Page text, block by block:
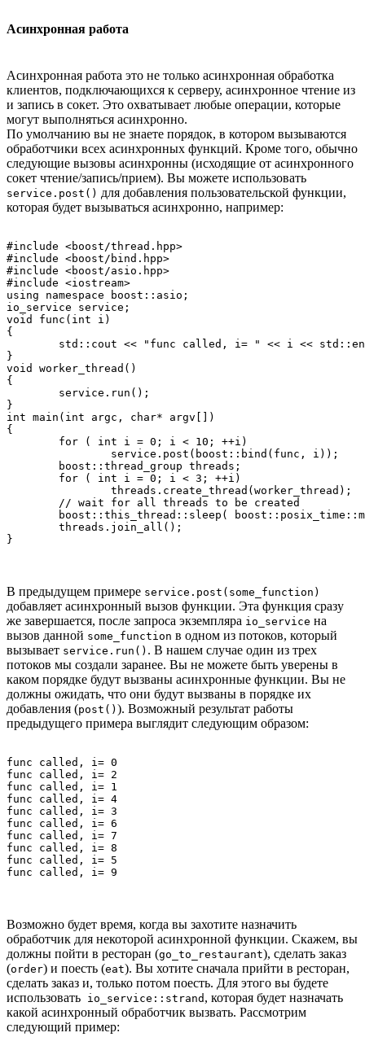
Асинхронная работа
Асинхронная работа это не только асинхронная обработка
клиентов, подключающихся к серверу, асинхронное чтение из
и запись в сокет. Это охватывает любые операции, которые
могут выполняться асинхронно.
По умолчанию вы не знаете порядок, в котором вызываются
обработчики всех асинхронных функций. Кроме того, обычно
следующие вызовы асинхронны (исходящие от асинхронного
сокет чтение/запись/прием). Вы можете использовать
service.post() для добавления пользовательской функции,
которая будет вызываться асинхронно, например:
#include <boost/thread.hpp>
#include <boost/bind.hpp>
#include <boost/asio.hpp>
#include <iostream>
using namespace boost::asio;
io_service service;
void func(int i)
{
}
void worker_thread()
{
}
int main(int argc, char* argv[])
{
В предыдущем примере service.post(some_function)
добавляет асинхронный вызов функции. Эта функция сразу
же завершается, после запроса экземпляра io_service на
вызов данной some_function в одном из потоков, который
вызывает service.run() . В нашем случае один из трех
потоков мы создали заранее. Вы не можете быть уверены в
каком порядке будут вызваны асинхронные функции. Вы не
должны ожидать, что они будут вызваны в порядке их
добавления (post() ). Возможный результат работы
предыдущего примера выглядит следующим образом:
func called, i= 0
func called, i= 2
func called, i= 1
func called, i= 4
func called, i= 3
func called, i= 6
func called, i= 7
func called, i= 8
func called, i= 5
Возможно будет время, когда вы захотите назначить
обработчик для некоторой асинхронной функции. Скажем, вы
должны пойти в ресторан (go_to_restaurant), сделать заказ
(order) и поесть (eat). Вы хотите сначала прийти в ресторан,
сделать заказ и, только потом поесть. Для этого вы будете
использовать io_service::strand , которая будет назначать
какой асинхронный обработчик вызвать. Рассмотрим
следующий пример: